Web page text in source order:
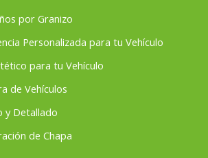
por Granizo
Personalizada para tu Vehículo
para tu Vehículo
de Vehículos
y Detallado
de Chapa